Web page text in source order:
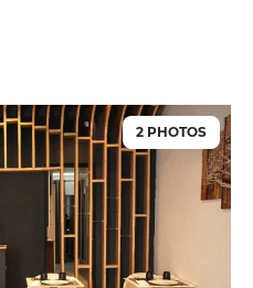
2 PHOTOS